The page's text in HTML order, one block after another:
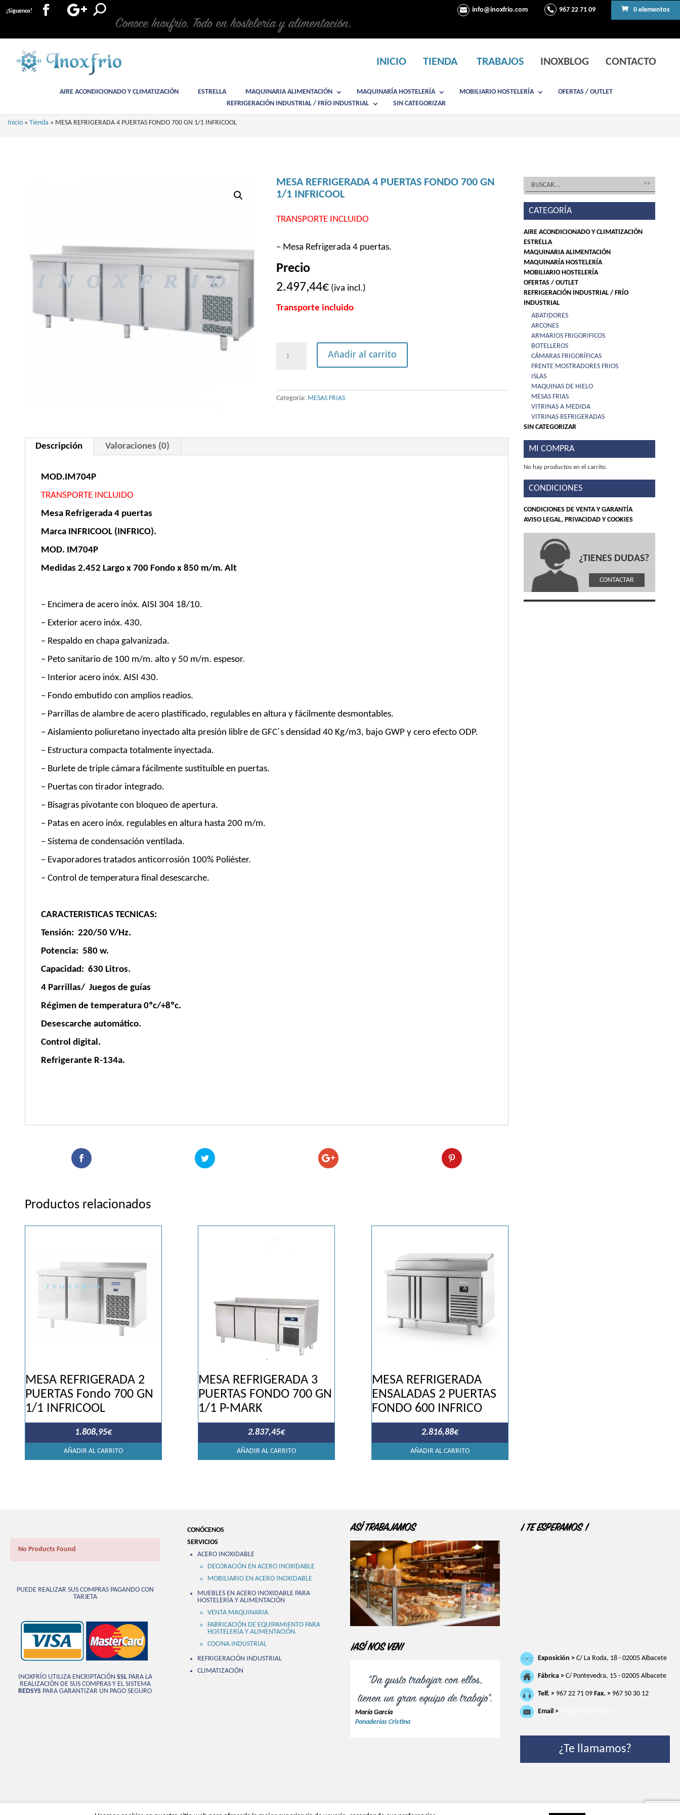
¡Siguenos!
Conoce Inoxfrío. Todo en hostelería y alimentación.
info@inoxfrio.com 967 22 71 09 0 elementos
INICIO TIENDA TRABAJOS INOXBLOG CONTACTO
AIRE ACONDICIONADO Y CLIMATIZACIÓN ESTRELLA MAQUINARIA ALIMENTACIÓN MAQUINARÍA HOSTELERÍA MOBILIARIO HOSTELERÍA
OFERTAS / OUTLET
REFRIGERACIÓN INDUSTRIAL / FRÍO INDUSTRIAL
SIN CATEGORIZAR
Inicio » Tienda » MESA REFRIGERADA 4 PUERTAS FONDO 700 GN 1/1 INFRICOOL
MESA REFRIGERADA 4 PUERTAS FONDO 700 GN
1/1 INFRICOOL
TRANSPORTE INCLUIDO
– Mesa Refrigerada 4 puertas.
Precio
2.497,44€(iva incl.)
Transporte incluido
REFRIGERADA
FONDO
1/1
INFRICOOL
Añadir al carrito
Categoría: MESAS FRIAS
Descripción Valoraciones (0)
MOD.IM704P
TRANSPORTE INCLUIDO
Mesa Refrigerada 4 puertas
Marca INFRICOOL (INFRICO).
MOD. IM704P
Medidas 2.452 Largo x 700 Fondo x 850 m/m. Alt
– Encimera de acero inóx. AISI 304 18/10.
– Exterior acero inóx. 430.
– Respaldo en chapa galvanizada.
– Peto sanitario de 100 m/m. alto y 50 m/m. espesor.
– Interior acero inóx. AISI 430.
– Fondo embutido con amplios readios.
– Parrillas de alambre de acero plastificado, regulables en altura y fácilmente desmontables.
– Aislamiento poliuretano inyectado alta presión liblre de GFC´s densidad 40 Kg/m3, bajo GWP y cero efecto ODP.
– Estructura compacta totalmente inyectada.
– Burlete de triple cámara fácilmente sustituíble en puertas.
– Puertas con tirador integrado.
– Bisagras pivotante con bloqueo de apertura.
– Patas en acero inóx. regulables en altura hasta 200 m/m.
– Sistema de condensación ventilada.
– Evaporadores tratados anticorrosión 100% Poliéster.
– Control de temperatura final desescarche.
CARACTERISTICAS TECNICAS:
Tensión: 220/50 V/Hz.
Potencia: 580 w.
Capacidad: 630 Litros.
4 Parrillas/ Juegos de guías
Régimen de temperatura 0ºc/+8ºc.
Desescarche automático.
Control digital.
Refrigerante R-134a.
Productos relacionados
MESA REFRIGERADA 2
PUERTAS Fondo 700 GN
1/1 INFRICOOL
1.808,95€
AÑADIR AL CARRITO
MESA REFRIGERADA 3
PUERTAS FONDO 700 GN
1/1 P-MARK
2.837,45€
AÑADIR AL CARRITO
MESA REFRIGERADA
ENSALADAS 2 PUERTAS
FONDO 600 INFRICO
2.816,88€
AÑADIR AL CARRITO
CATEGORÍA
AIRE ACONDICIONADO Y CLIMATIZACIÓN
ESTRELLA
MAQUINARIA ALIMENTACIÓN
MAQUINARÍA HOSTELERÍA
MOBILIARIO HOSTELERÍA
OFERTAS / OUTLET
REFRIGERACIÓN INDUSTRIAL / FRÍO
INDUSTRIAL
ABATIDORES
ARCONES
ARMARIOS FRIGORIFICOS
BOTELLEROS
CÁMARAS FRIGORÍFICAS
FRENTE MOSTRADORES FRIOS
ISLAS
MAQUINAS DE HIELO
MESAS FRIAS
VITRINAS A MEDIDA
VITRINAS REFRIGERADAS
SIN CATEGORIZAR
MI COMPRA
No hay productos en el carrito.
CONDICIONES
CONDICIONES DE VENTA Y GARANTÍA
AVISO LEGAL, PRIVACIDAD Y COOKIES
¿TIENES DUDAS?
CONTACTAR
No Products Found
PUEDE REALIZAR SUS COMPRAS PAGANDO CON
TARJETA
INOXFRÍO UTILIZA ENCRIPTACIÓN SSLPARA LA
REALIZACIÓN DE SUS COMPRAS Y EL SISTEMA
REDSYS PARA GARANTIZAR UN PAGO SEGURO
CONÓCENOS
SERVICIOS
ACERO INOXIDABLE
DECORACIÓN EN ACERO INOXIDABLE
MOBILIARIO EN ACERO INOXIDABLE
MUEBLES EN ACERO INOXIDABLE PARA
HOSTELERÍA Y ALIMENTACIÓN
VENTA MAQUINARIA
FABRICACIÓN DE EQUIPAMIENTO PARA
HOSTELERÍA Y ALIMENTACIÓN.
COCINA INDUSTRIAL
REFRIGERACIÓN INDUSTRIAL
CLIMATIZACIÓN
ASÍ TRABAJAMOS
¡ASÍ NOS VEN!
"Da gusto trabajar con ellos,
tienen un gran equipo de trabajo".
María García
Panaderías Cristina
¡ TE ESPERAMOS !
Exposición > C/ La Roda, 18 - 02005 Albacete
Fábrica > C/ Pontevedra, 15 - 02005 Albacete
Telf. > 967 22 71 09 Fax. > 967 50 30 12
Email >
¿Te llamamos?
© 2015 Inoxfrio Albacetense SL | Aviso legal, Política de privacidad y Cookies | Condiciones de Venta, Garantía y formas de pago | Enlaces